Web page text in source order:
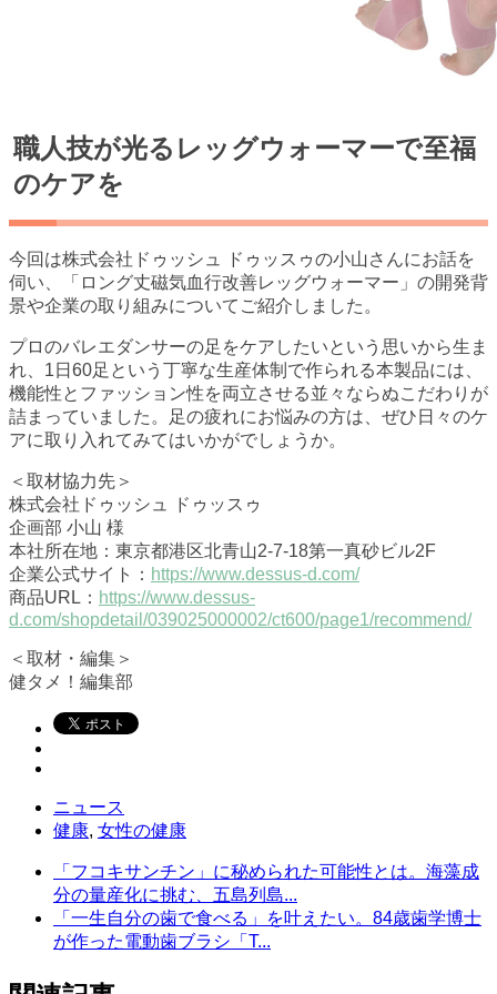
職人技が光るレッグウォーマーで至福
のケアを
今回は株式会社ドゥッシュ ドゥッスゥの小山さんにお話を
伺い、「ロング丈磁気血行改善レッグウォーマー」の開発背
景や企業の取り組みについてご紹介しました。
プロのバレエダンサーの足をケアしたいという思いから生ま
れ、1日60足という丁寧な生産体制で作られる本製品には、
機能性とファッション性を両立させる並々ならぬこだわりが
詰まっていました。足の疲れにお悩みの方は、ぜひ日々のケ
アに取り入れてみてはいかがでしょうか。
＜取材協力先＞
株式会社ドゥッシュ ドゥッスゥ
企画部 小山 様
本社所在地：東京都港区北青山2-7-18第一真砂ビル2F
企業公式サイト： https://www.dessus-d.com/
商品URL： https://www.dessus-
d.com/shopdetail/039025000002/ct600/page1/recommend/
＜取材・編集＞
健タメ！編集部
ニュース
健康, 女性の健康
「フコキサンチン」に秘められた可能性とは。海藻成
分の量産化に挑む、五島列島...
「一生自分の歯で食べる」を叶えたい。84歳歯学博士
が作った電動歯ブラシ「T...